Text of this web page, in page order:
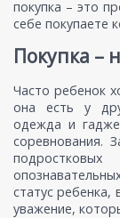
покупка – это
себе покупаете
Покупка –
Часто ребенок
она есть у
одежда и
соревнования.
статус ребенка,
уважение,